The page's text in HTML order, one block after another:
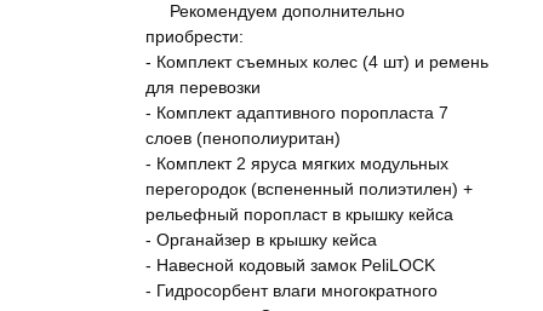
Рекомендуем дополнительно
приобрести:
- Комплект съемных колес (4 шт) и ремень
для перевозки
- Комплект адаптивного поропласта 7
слоев (пенополиуритан)
- Комплект 2 яруса мягких модульных
перегородок (вспененный полиэтилен) +
рельефный поропласт в крышку кейса
- Органайзер в крышку кейса
- Навесной кодовый замок PeliLOCK
- Гидросорбент влаги многократного